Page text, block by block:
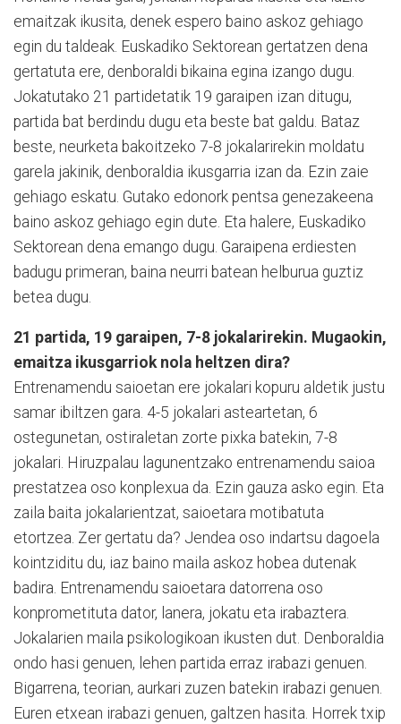
emaitzak ikusita, denek espero baino askoz gehiago
egin du taldeak. Euskadiko Sektorean gertatzen dena
gertatuta ere, denboraldi bikaina egina izango dugu.
Jokatutako 21 partidetatik 19 garaipen izan ditugu,
partida bat berdindu dugu eta beste bat galdu. Bataz
beste, neurketa bakoitzeko 7-8 jokalarirekin moldatu
garela jakinik, denboraldia ikusgarria izan da. Ezin zaie
gehiago eskatu. Gutako edonork pentsa genezakeena
baino askoz gehiago egin dute. Eta halere, Euskadiko
Sektorean dena emango dugu. Garaipena erdiesten
badugu primeran, baina neurri batean helburua guztiz
betea dugu.
21 partida, 19 garaipen, 7-8 jokalarirekin. Mugaokin,
emaitza ikusgarriok nola heltzen dira?
Entrenamendu saioetan ere jokalari kopuru aldetik justu
samar ibiltzen gara. 4-5 jokalari asteartetan, 6
ostegunetan, ostiraletan zorte pixka batekin, 7-8
jokalari. Hiruzpalau lagunentzako entrenamendu saioa
prestatzea oso konplexua da. Ezin gauza asko egin. Eta
zaila baita jokalarientzat, saioetara motibatuta
etortzea. Zer gertatu da? Jendea oso indartsu dagoela
kointziditu du, iaz baino maila askoz hobea dutenak
badira. Entrenamendu saioetara datorrena oso
konprometituta dator, lanera, jokatu eta irabaztera.
Jokalarien maila psikologikoan ikusten dut. Denboraldia
ondo hasi genuen, lehen partida erraz irabazi genuen.
Bigarrena, teorian, aurkari zuzen batekin irabazi genuen.
Euren etxean irabazi genuen, galtzen hasita. Horrek txip